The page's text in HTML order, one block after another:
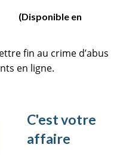
(Disponible en
fin au crime d’abus
en ligne.
C'est votre
affaire